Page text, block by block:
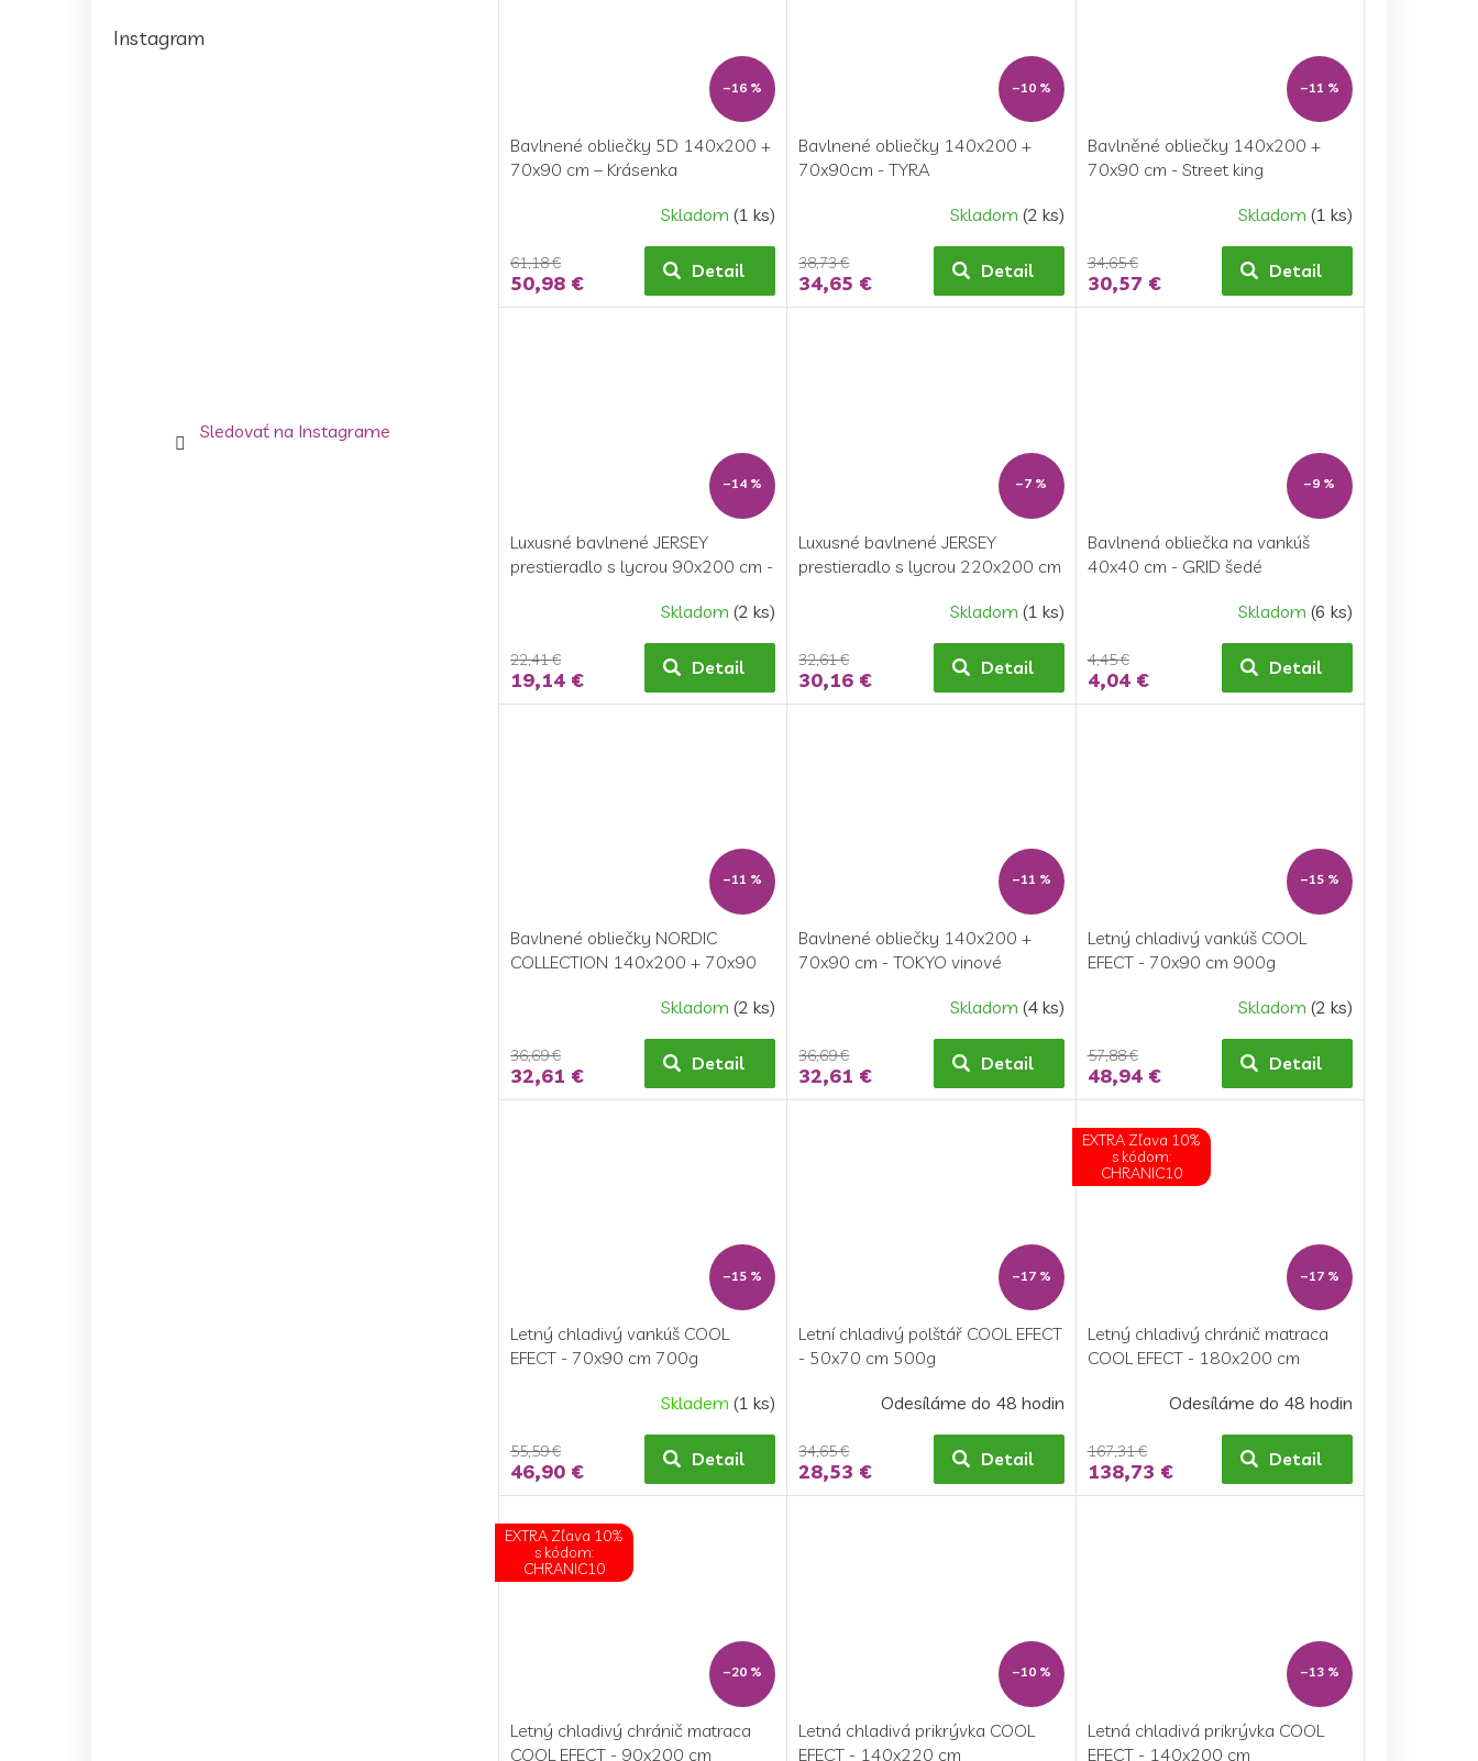
Instagram
Sledovať na Instagrame
–16 %
Bavlnené obliečky 5D 140x200 +
70x90 cm – Krásenka
Skladom(1 ks)
61,18 €
50,98 € Detail
–10 %
Bavlnené obliečky 140x200 +
70x90cm - TYRA
Skladom (2 ks)
38,73 €
34,65 € Detail
–11 %
Bavlněné obliečky 140x200 +
70x90 cm - Street king
Skladom (1 ks)
34,65 €
30,57 € Detail
–14 %
Luxusné bavlnené JERSEY
prestieradlo s lycrou 90x200 cm -
Skladom(2 ks)
22,41 €
19,14 € Detail
–7 %
Luxusné bavlnené JERSEY
prestieradlo s lycrou 220x200 cm
Skladom (1 ks)
32,61 €
30,16 € Detail
–9 %
Bavlnená obliečka na vankúš
40x40 cm - GRID šedé
Skladom (6 ks)
4,45 €
4,04 € Detail
–11 %
Bavlnené obliečky NORDIC
COLLECTION 140x200 + 70x90
Skladom(2 ks)
36,69 €
32,61 € Detail
–11 %
Bavlnené obliečky 140x200 +
70x90 cm - TOKYO vinové
Skladom (4 ks)
36,69 €
32,61 € Detail
–15 %
Letný chladivý vankúš COOL
EFECT - 70x90 cm 900g
Skladom (2 ks)
57,88 €
48,94 € Detail
–15 %
Letný chladivý vankúš COOL
EFECT - 70x90 cm 700g
Skladem(1 ks)
55,59 €
46,90 € Detail
–17 %
Letní chladivý polštář COOL EFECT
- 50x70 cm 500g
Odesíláme do 48 hodin
34,65 €
28,53 € Detail
EXTRA Zľava 10%
s kódom:
CHRANIC10
–17 %
Letný chladivý chránič matraca
COOL EFECT - 180x200 cm
Odesíláme do 48 hodin
167,31 €
138,73 € Detail
EXTRA Zľava 10%
s kódom:
CHRANIC10
–20 %
Letný chladivý chránič matraca
COOL EFECT - 90x200 cm
–10 %
Letná chladivá prikrývka COOL
EFECT - 140x220 cm
–13 %
Letná chladivá prikrývka COOL
EFECT - 140x200 cm